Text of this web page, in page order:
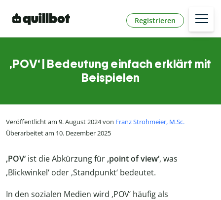
Registrieren
‚POV‘ | Bedeutung einfach erklärt mit
Beispielen
Veröffentlicht am 9. August 2024 von Franz Strohmeier, M.Sc.
Überarbeitet am 10. Dezember 2025
‚POV‘ ist die Abkürzung für ‚point of view‘, was
‚Blickwinkel‘ oder ‚Standpunkt‘ bedeutet.
In den sozialen Medien wird ‚POV‘ häufig als